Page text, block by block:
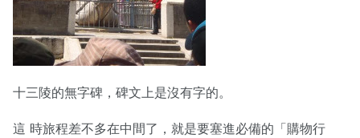
十三陵的無字碑，碑文上是沒有字的。
這 時旅程差不多在中間了，就是要塞進必備的「購物行